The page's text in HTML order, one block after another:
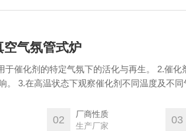
空气氛管式炉
于催化剂的特定气氛下的活化与再生。 2.催化
。 3.在高温状态下观察催化剂不同温度及不
02
厂商性质
生产厂家
03